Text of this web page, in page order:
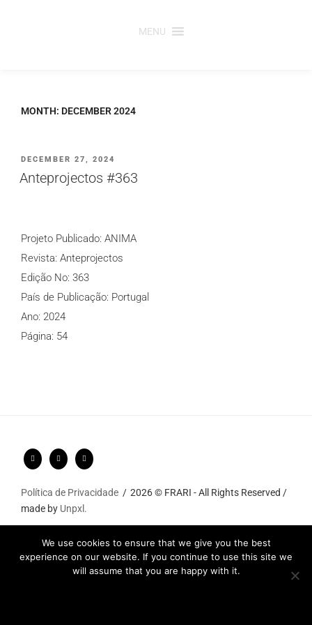
MENU
MONTH: DECEMBER 2024
PUBLICADO
EM
DECEMBER 27, 2024
Anteprojectos #363
Projeto Publicado: ANIMA
Revista: Anteprojectos
Edição No: 363
País de Publicação: Portugal
Ano: 2024
Página: 54
Política de Privacidade
2026 © FRARI - All Rights Reserved /
made by Unpxl.
We use cookies to ensure that we give you the best
experience on our website. If you continue to use this site we
will assume that you are happy with it.